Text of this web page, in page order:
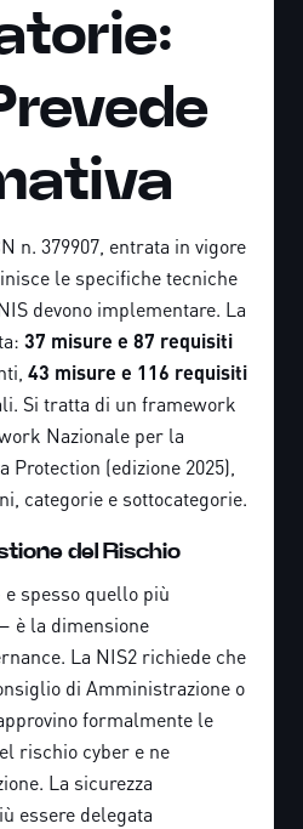
n. 379907, entrata in vigore
le specifiche tecniche
devono implementare. La
37 misure e 87 requisiti
43 misure e 116 requisiti
Si tratta di un framework
Nazionale per la
Protection (edizione 2025),
categorie e sottocategorie.
del Rischio
spesso quello più
è la dimensione
La NIS2 richiede che
di Amministrazione o
formalmente le
rischio cyber e ne
La sicurezza
essere delegata